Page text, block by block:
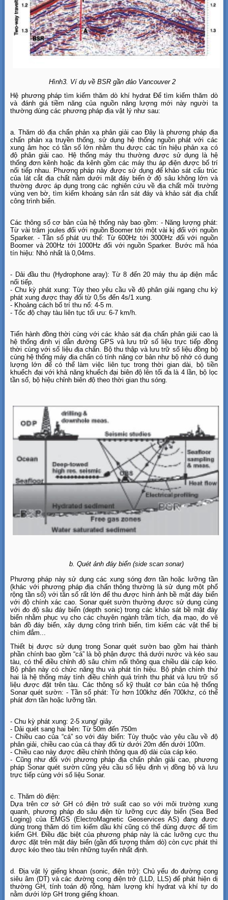
Hình3. Ví dụ về BSR gần đảo Vancouver 2
Hệ phương pháp tìm kiếm thăm dò khí hydrat Để tìm kiếm thăm dò
và đánh giá tiềm năng của nguồn năng lượng mới này người ta
thường dùng các phương pháp địa vật lý như sau:
a. Thăm dò địa chấn phản xạ phân giải cao Đây là phương pháp địa
chấn phản xạ truyền thống, sử dụng hệ thống nguồn phát với các
xung âm học có tần số lớn nhằm thu được các tín hiệu phản xạ có
độ phân giải cao. Hệ thống máy thu thường được sử dụng là hệ
thống đơn kênh hoặc đa kênh gồm các máy thu áp điện được bố trí
nối tiếp nhau. Phương pháp này được sử dụng để khảo sát cấu trúc
của lát cắt địa chất nằm dưới mặt đáy biển ở độ sâu không lớn và
thường được áp dụng trong các nghiên cứu về địa chất môi trường
vùng ven bờ, tìm kiếm khoáng sản rắn sát đáy và khảo sát địa chất
công trình biển.
Các thông số cơ bản của hệ thống này bao gồm: - Năng lượng phát:
Từ vài trăm joules đối với nguồn Boomer tới một vài kj đối với nguồn
Sparker. - Tần số phát ưu thế: Từ 600Hz tới 3000Hz đối với nguồn
Boomer và 200Hz tới 1000Hz đối với nguồn Sparker. Bước mã hóa
tín hiệu: Nhỏ nhất là 0,04ms.
- Dải đầu thu (Hydrophone aray): Từ 8 đến 20 máy thu áp điện mắc
nối tiếp.
- Chu kỳ phát xung: Tùy theo yêu cầu về độ phân giải ngang chu kỳ
phát xung được thay đổi từ 0,5s đến 4s/1 xung.
- Khoảng cách bố trí thu nổ: 4-5 m.
- Tốc độ chạy tàu liên tục tối ưu: 6-7 km/h.
Tiến hành đồng thời cùng với các khảo sát địa chấn phân giải cao là
hệ thống định vị dẫn đường GPS và lưu trữ số liệu trực tiếp đồng
thời cùng với số liệu địa chấn. Bộ thu thập và lưu trữ số liệu đồng bộ
cùng hệ thống máy địa chấn có tính năng cơ bản như bộ nhớ có dung
lượng lớn để có thể làm việc liên tục trong thời gian dài, bộ tiền
khuếch đại với khả năng khuếch đại biên độ lên tối đa là 4 lần, bộ lọc
tần số, bộ hiệu chỉnh biên độ theo thời gian thu sóng.
b. Quét ảnh đáy biển (side scan sonar)
Phương pháp này sử dụng các xung sóng đơn tần hoặc lưỡng tần
(khác với phương pháp địa chấn thông thường là sử dụng một phổ
rộng tần số) với tần số rất lớn để thu được hình ảnh bề mặt đáy biển
với độ chính xác cao. Sonar quét sườn thường được sử dụng cùng
với đo độ sâu đáy biển (depth sonic) trong các khảo sát bề mặt đáy
biển nhằm phục vụ cho các chuyên ngành trầm tích, địa mạo, đo vẽ
bản đồ đáy biển, xây dựng công trình biển, tìm kiếm các vật thể bị
chìm đắm...
Thiết bị được sử dụng trong Sonar quét sườn bao gồm hai thành
phần chính bao gồm “cá” là bộ phận được thả dưới nước và kéo sau
tàu, có thể điều chỉnh độ sâu chìm nổi thông qua chiều dài cáp kéo.
Bộ phận này có chức năng thu và phát tín hiệu. Bộ phận chính thứ
hai là hệ thống máy tính điều chỉnh quá trình thu phát và lưu trữ số
liệu được đặt trên tàu. Các thông số kỹ thuật cơ bản của hệ thống
Sonar quét sườn: - Tần số phát: Từ hơn 100khz đến 700khz, có thể
phát đơn tần hoặc lưỡng tần.
- Chu kỳ phát xung: 2-5 xung/ giây.
- Dải quét sang hai bên: Từ 50m đến 750m
- Chiều cao của “cá” so với đáy biển: Tùy thuộc vào yêu cầu về độ
phân giải, chiều cao của cá thay đổi từ dưới 20m đến dưới 100m.
- Chiều cao này được điều chỉnh thông qua độ dài của cáp kéo.
- Cũng như đối với phương pháp địa chấn phân giải cao, phương
pháp Sonar quét sườn cũng yêu cầu số liệu định vị đồng bộ và lưu
trực tiếp cùng với số liệu Sonar.
c. Thăm dò điện:
Dựa trên cơ sở GH có điện trở suất cao so với môi trường xung
quanh, phương pháp đo sâu điện từ lưỡng cực đáy biển (Sea Bed
Loging) của EMGS (ElectroMagnetic Geoservices AS) đang được
dùng trong thăm dó tìm kiếm dầu khí cũng có thể dùng được để tìm
kiếm GH. Điều đặc biệt của phương pháp này là các lưỡng cực thu
được đặt trên mặt đáy biển (gần đối tượng thăm dò) còn cực phát thì
được kéo theo tàu trên những tuyến nhất định.
d. Địa vật lý giếng khoan (sonic, điện trở): Chủ yếu đo đường cong
siêu âm (DT) và các đường cong điện trở (LLD, LLS) để phát hiện dị
thường GH, tính toán độ rỗng, hàm lượng khí hydrat và khí tự do
nằm dưới lớp GH trong giếng khoan.